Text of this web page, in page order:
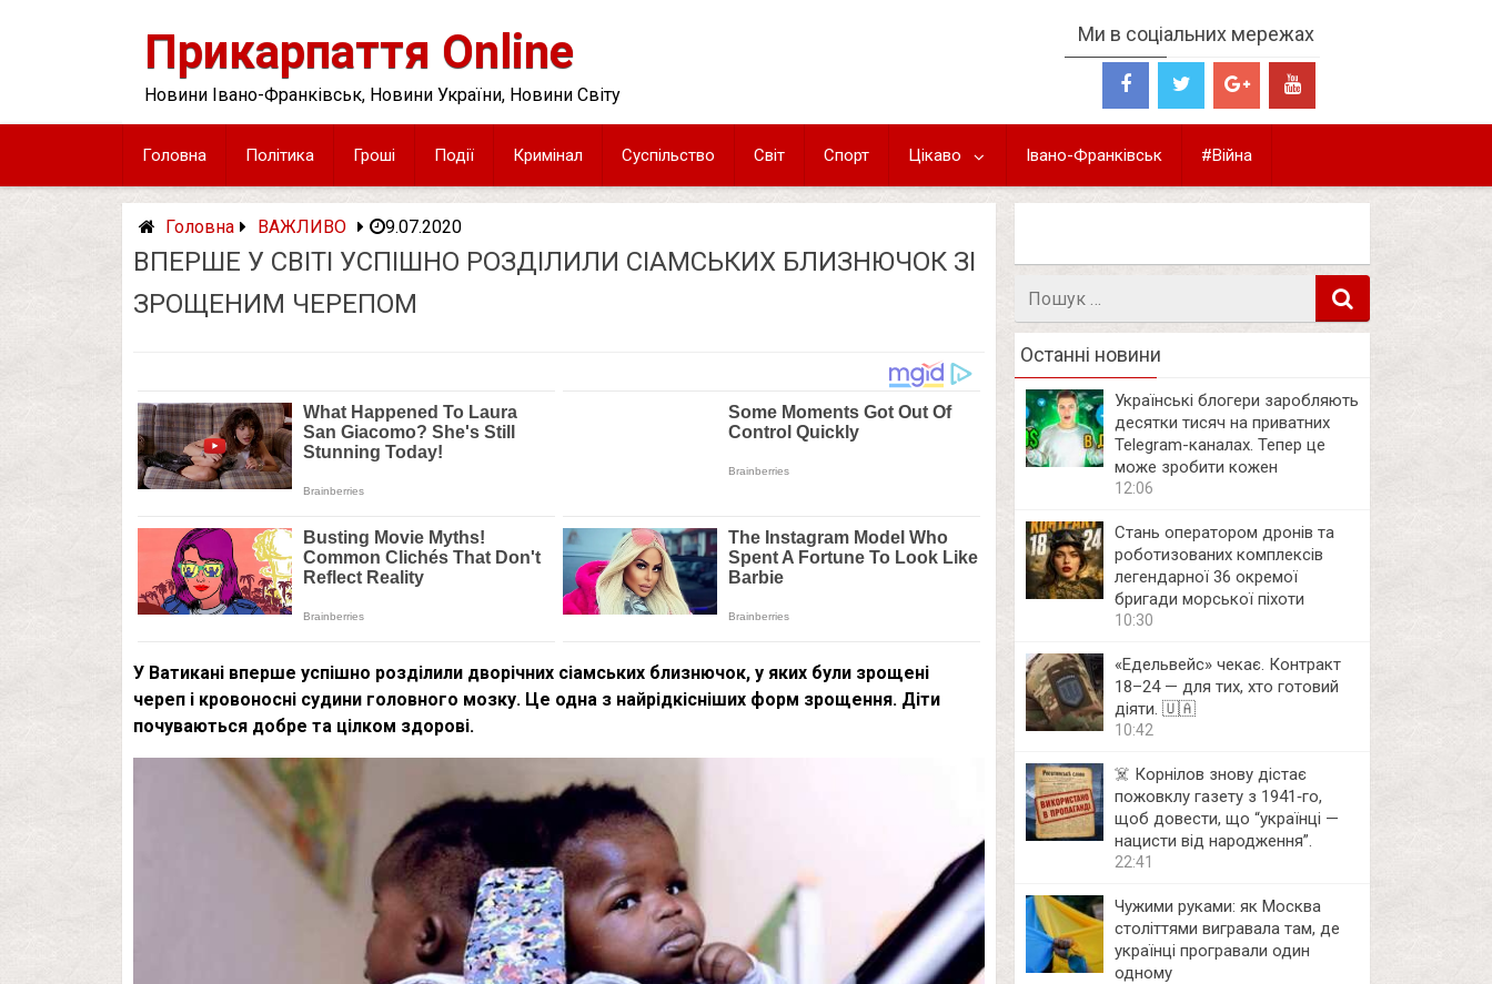
Прикарпаття Online
Новини Івано-Франківськ, Новини України, Новини Світу
Ми в соціальних мережах
Головна Політика Гроші Події Кримінал Суспільство Світ Спорт Цікаво Івано-Франківськ #Війна
Головна ВАЖЛИВО 9.07.2020
ВПЕРШЕ У СВІТІ УСПІШНО РОЗДІЛИЛИ СІАМСЬКИХ БЛИЗНЮЧОК ЗІ
ЗРОЩЕНИМ ЧЕРЕПОМ
У Ватикані вперше успішно розділили дворічних сіамських близнючок, у яких були зрощені
череп і кровоносні судини головного мозку. Це одна з найрідкісніших форм зрощення. Діти
почуваються добре та цілком здорові.
Останні новини
Українські блогери заробляють
десятки тисяч на приватних
Telegram-каналах. Тепер це
може зробити кожен
12:06
Стань оператором дронів та
роботизованих комплексів
легендарної 36 окремої
бригади морської піхоти
10:30
«Едельвейс» чекає. Контракт
18–24 — для тих, хто готовий
діяти. 🇺🇦
10:42
☠️ Корнілов знову дістає
пожовклу газету з 1941‑го,
щоб довести, що “українці —
нацисти від народження”.
22:41
Чужими руками: як Москва
століттями вигравала там, де
українці програвали один
одному